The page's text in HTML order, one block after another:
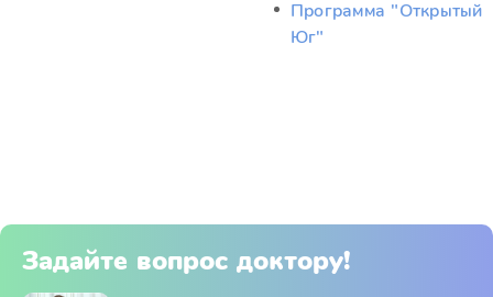
Программа "Открытый
Юг"
Задайте вопрос доктору!